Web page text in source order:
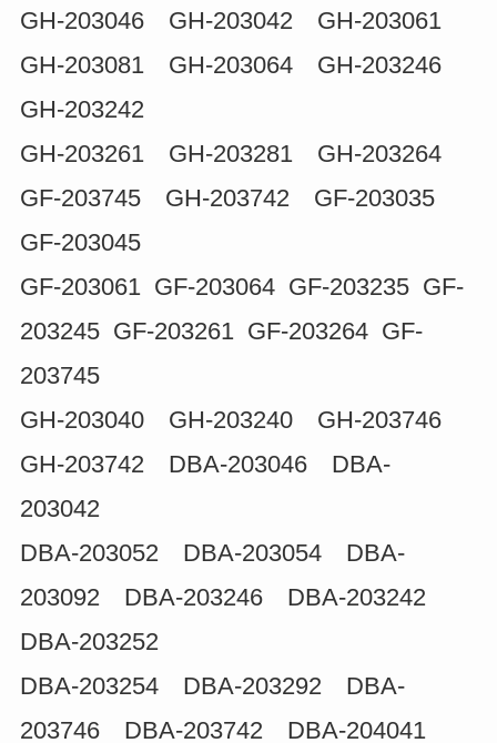
GH-203046 GH-203042 GH-203061
GH-203081 GH-203064 GH-203246
GH-203242
GH-203261 GH-203281 GH-203264
GF-203745 GH-203742 GF-203035
GF-203045
GF-203061 GF-203064 GF-203235 GF-
203245 GF-203261 GF-203264 GF-
203745
GH-203040 GH-203240 GH-203746
GH-203742 DBA-203046 DBA-
203042
DBA-203052 DBA-203054 DBA-
203092 DBA-203246 DBA-203242
DBA-203252
DBA-203254 DBA-203292 DBA-
203746 DBA-203742 DBA-204041